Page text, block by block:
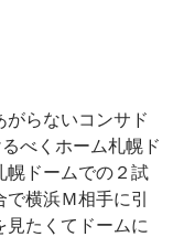
がらないコンサド
べくホーム札幌ド
幌ドームでの２試
横浜Ｍ相手に引
見たくてドームに